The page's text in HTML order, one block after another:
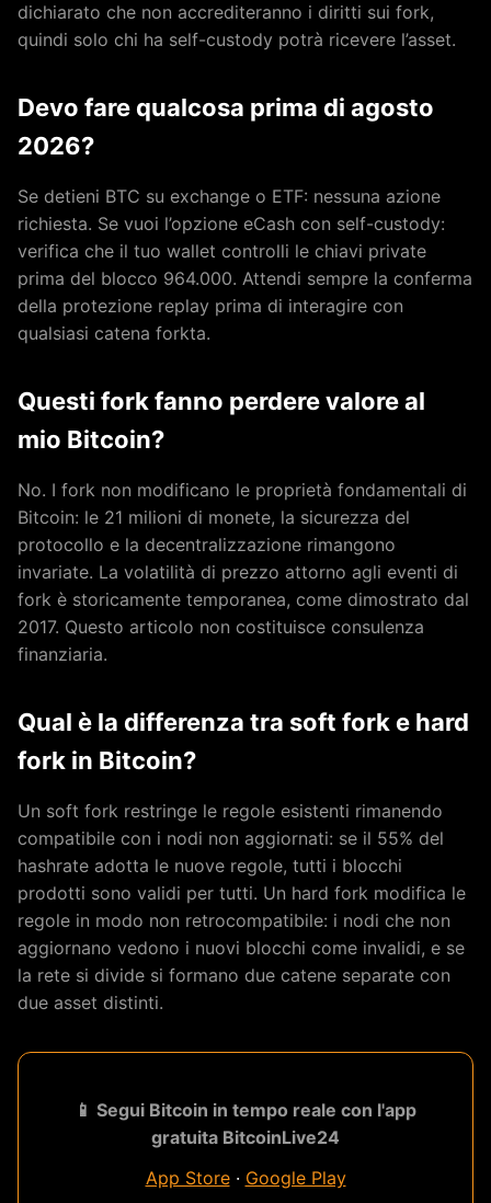
dichiarato che non accrediteranno i diritti sui fork,
quindi solo chi ha self-custody potrà ricevere l’asset.
Devo fare qualcosa prima di agosto
2026?
Se detieni BTC su exchange o ETF: nessuna azione
richiesta. Se vuoi l’opzione eCash con self-custody:
verifica che il tuo wallet controlli le chiavi private
prima del blocco 964.000. Attendi sempre la conferma
della protezione replay prima di interagire con
qualsiasi catena forkta.
Questi fork fanno perdere valore al
mio Bitcoin?
No. I fork non modificano le proprietà fondamentali di
Bitcoin: le 21 milioni di monete, la sicurezza del
protocollo e la decentralizzazione rimangono
invariate. La volatilità di prezzo attorno agli eventi di
fork è storicamente temporanea, come dimostrato dal
2017. Questo articolo non costituisce consulenza
finanziaria.
Qual è la differenza tra soft fork e hard
fork in Bitcoin?
Un soft fork restringe le regole esistenti rimanendo
compatibile con i nodi non aggiornati: se il 55% del
hashrate adotta le nuove regole, tutti i blocchi
prodotti sono validi per tutti. Un hard fork modifica le
regole in modo non retrocompatibile: i nodi che non
aggiornano vedono i nuovi blocchi come invalidi, e se
la rete si divide si formano due catene separate con
due asset distinti.
📱 Segui Bitcoin in tempo reale con l'app
gratuita BitcoinLive24
App Store· Google Play